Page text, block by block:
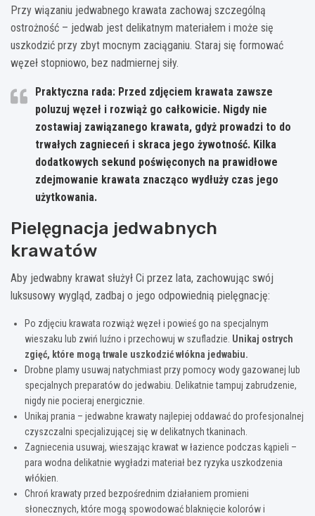
Przy wiązaniu jedwabnego krawata zachowaj szczególną
ostrożność – jedwab jest delikatnym materiałem i może się
uszkodzić przy zbyt mocnym zaciąganiu. Staraj się formować
węzeł stopniowo, bez nadmiernej siły.
Praktyczna rada: Przed zdjęciem krawata zawsze
poluzuj węzeł i rozwiąż go całkowicie. Nigdy nie
zostawiaj zawiązanego krawata, gdyż prowadzi to do
trwałych zagnieceń i skraca jego żywotność. Kilka
dodatkowych sekund poświęconych na prawidłowe
zdejmowanie krawata znacząco wydłuży czas jego
użytkowania.
Pielęgnacja jedwabnych
krawatów
Aby jedwabny krawat służył Ci przez lata, zachowując swój
luksusowy wygląd, zadbaj o jego odpowiednią pielęgnację:
Po zdjęciu krawata rozwiąż węzeł i powieś go na specjalnym
wieszaku lub zwiń luźno i przechowuj w szufladzie. Unikaj ostrych
zgięć, które mogą trwale uszkodzić włókna jedwabiu.
Drobne plamy usuwaj natychmiast przy pomocy wody gazowanej lub
specjalnych preparatów do jedwabiu. Delikatnie tampuj zabrudzenie,
nigdy nie pocieraj energicznie.
Unikaj prania – jedwabne krawaty najlepiej oddawać do profesjonalnej
czyszczalni specjalizującej się w delikatnych tkaninach.
Zagniecenia usuwaj, wieszając krawat w łazience podczas kąpieli –
para wodna delikatnie wygładzi materiał bez ryzyka uszkodzenia
włókien.
Chroń krawaty przed bezpośrednim działaniem promieni
słonecznych, które mogą spowodować blaknięcie kolorów i